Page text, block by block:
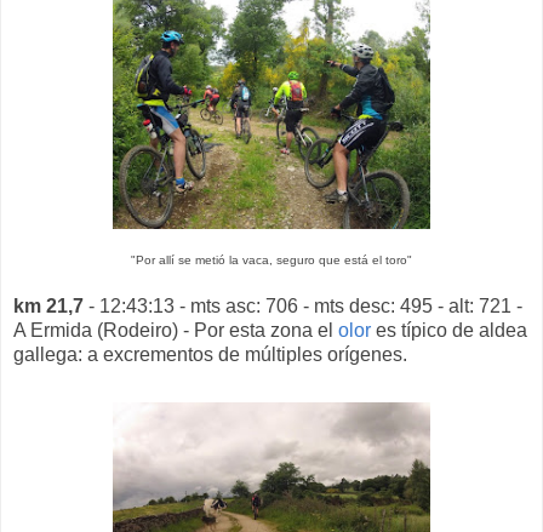
"Por allí se metió la vaca, seguro que está el toro"
km 21,7 - 12:43:13 - mts asc: 706 - mts desc: 495 - alt: 721 -
A Ermida (Rodeiro) - Por esta zona el olor es típico de aldea
gallega: a excrementos de múltiples orígenes.